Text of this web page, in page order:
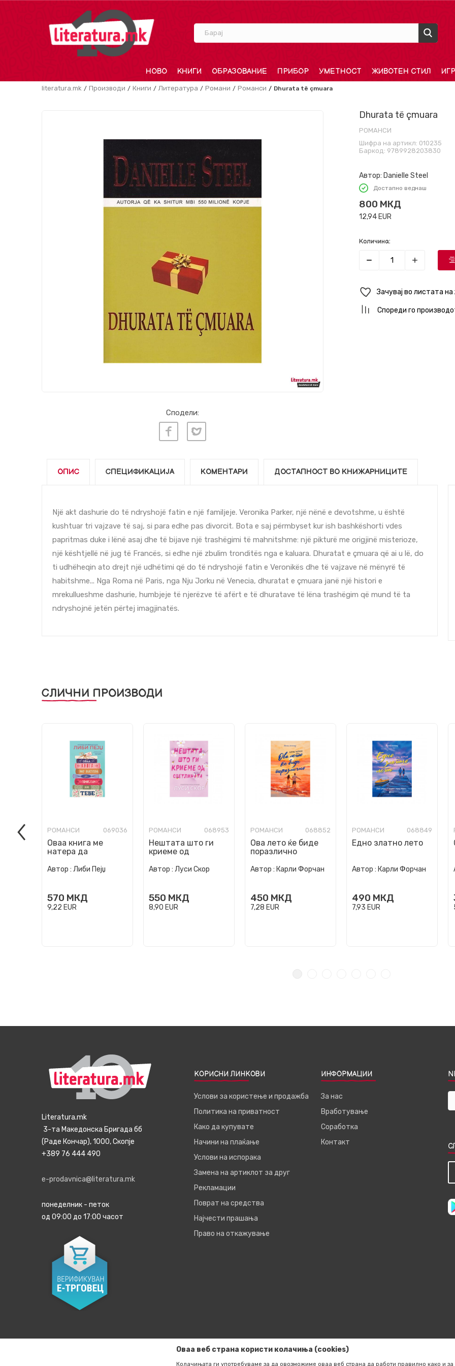
Барај
НОВО КНИГИ ОБРАЗОВАНИЕ ПРИБОР УМЕТНОСТ ЖИВОТЕН СТИЛ
literatura.mk Производи Книги Литература Романи Романси Dhurata të çmuara
Сподели:
Dhurata të çmuara
РОМАНСИ
Шифра на артикл: 010235
Баркод: 9789928203830
Автор: Danielle Steel
Достапно веднаш
800 МКД
12,94 EUR
Количина:
Зачувај во листата
Спореди го
ОПИС СПЕЦИФИКАЦИЈА КОМЕНТАРИ ДОСТАПНОСТ ВО КНИЖАРНИЦИТЕ
Një akt dashurie do të ndryshojë fatin e një familjeje. Veronika Parker, një nënë e devotshme, u është
kushtuar tri vajzave të saj, si para edhe pas divorcit. Bota e saj përmbyset kur ish bashkëshorti vdes
papritmas duke i lënë asaj dhe të bijave një trashëgimi të mahnitshme: një pikturë me origjinë misterioze,
një kështjellë në jug të Francës, si edhe një zbulim tronditës nga e kaluara. Dhuratat e çmuara që ai u lë, do
ti udhëheqin ato drejt një udhëtimi që do të ndryshojë fatin e Veronikës dhe të vajzave në mënyrë të
habitshme... Nga Roma në Paris, nga Nju Jorku në Venecia, dhuratat e çmuara janë një histori e
mrekullueshme dashurie, humbjeje të njerëzve të afërt e të dhuratave të lëna trashëgim që mund të ta
ndryshojnë jetën përtej imagjinatës.
СЛИЧНИ ПРОИЗВОДИ
РОМАНСИ 069036
Оваа книга ме
натера да
Автор : Либи Пејџ
570 МКД
9,22 EUR
РОМАНСИ 068953
Нештата што ги
криеме од
Автор : Луси Скор
550 МКД
8,90 EUR
РОМАНСИ 068852
Ова лето ќе биде
поразлично
Автор : Карли Форчан
450 МКД
7,28 EUR
РОМАНСИ 068849
Едно златно лето
Автор : Карли Форчан
490 МКД
7,93 EUR
Literatura.mk
3-та Македонска Бригада бб
(Раде Кончар), 1000, Скопје
+389 76 444 490
e-prodavnica@literatura.mk
понеделник - петок
од 09:00 до 17:00 часот
КОРИСНИ ЛИНКОВИ
Услови за користење и продажба
Политика на приватност
Како да купувате
Начини на плаќање
Услови на испорака
Замена на артиклот за друг
Рекламации
Поврат на средства
Најчести прашања
Право на откажување
ИНФОРМАЦИИ
За нас
Вработување
Соработка
Контакт
Оваа веб страна користи колачиња (cookies)
Колачињата ги употребуваме за да овозможиме оваа веб страна да работи правилно како и за